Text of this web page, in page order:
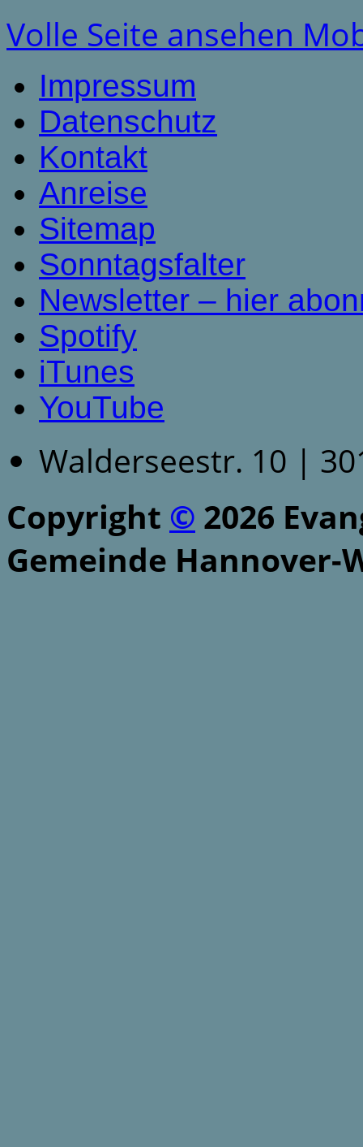
Volle Seite ansehen
Impressum
Datenschutz
Kontakt
Anreise
Sitemap
Sonntagsfalter
Newsletter – hier
Spotify
iTunes
YouTube
Walderseestr. 10 |
Copyright © 2026
Gemeinde Hannover-